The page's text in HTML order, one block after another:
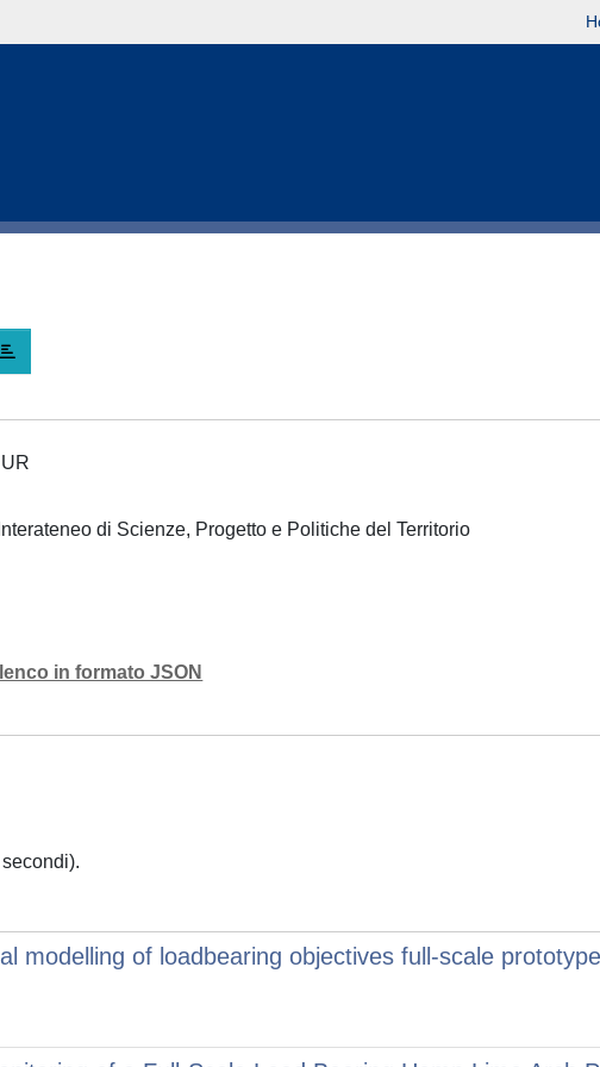
di Scienze, Progetto e Politiche del Territorio
in formato JSON
modelling of loadbearing objectives full-scale